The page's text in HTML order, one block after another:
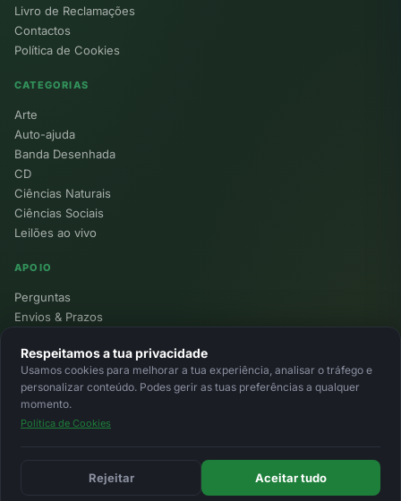
Livro de Reclamações
Contactos
Política de Cookies
CATEGORIAS
Arte
Auto-ajuda
Banda Desenhada
CD
Ciências Naturais
Ciências Sociais
Leilões ao vivo
APOIO
Perguntas
Envios & Prazos
Devoluções
Minha Conta
© 2026 Ecolivros. Todos os direitos reservados.
Respeitamos a tua privacidade
Usamos cookies para melhorar a tua experiência, analisar o tráfego e
personalizar conteúdo. Podes gerir as tuas preferências a qualquer
momento.
Política de Cookies
Rejeitar Aceitar tudo